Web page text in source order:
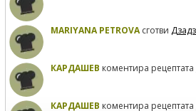
MARIYANA PETROVAсготви
КАРДАШЕВ коментира рецептата
КАРДАШЕВ коментира рецептата